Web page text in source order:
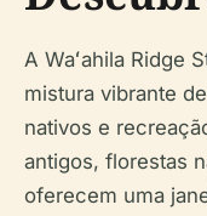
A Waʻahila Ridge
mistura vibrante
nativos e
antigos, florestas
oferecem uma